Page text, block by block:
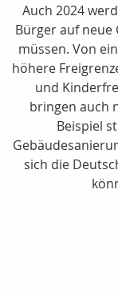
Auch 2024
Bürger auf neue
müssen. Von
höhere
und
bringen auch
Beispiel
sich die